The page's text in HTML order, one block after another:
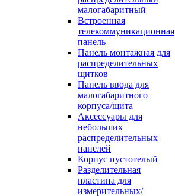
малогабаритный
Встроенная
телекоммуникационная
панель
Панель монтажная для
распределительных
щитков
Панель ввода для
малогабаритного
корпуса/щита
Аксессуары для
небольших
распределительных
панелей
Корпус пустотелый
Разделительная
пластина для
измерительных/